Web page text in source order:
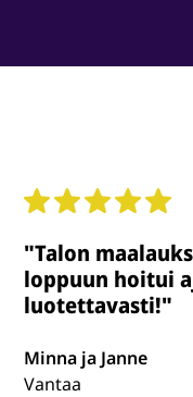
"Talon
loppuun hoitui
luotettavasti!"
Minna ja Janne
Vantaa